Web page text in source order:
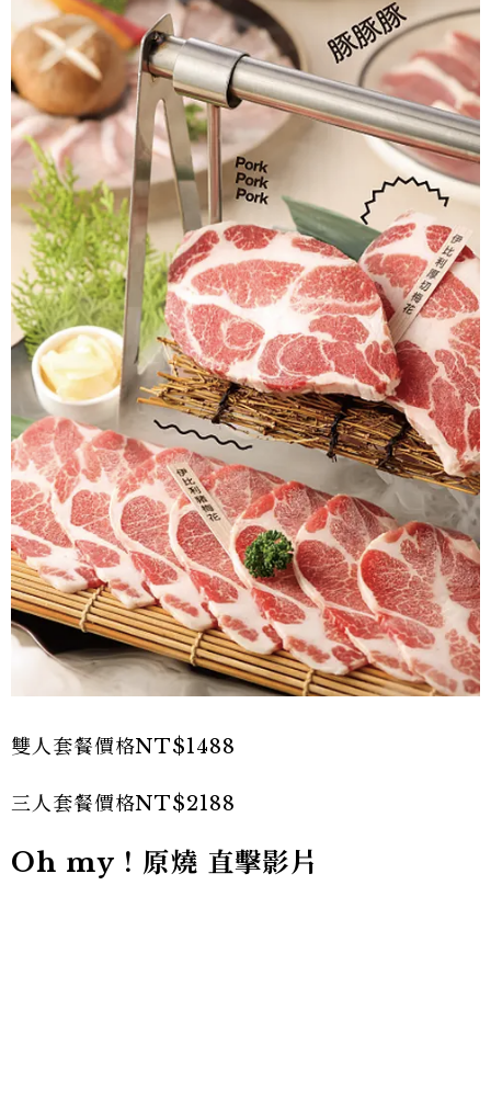
雙人套餐價格NT$1488
三人套餐價格NT$2188
Oh my！原燒 直擊影片